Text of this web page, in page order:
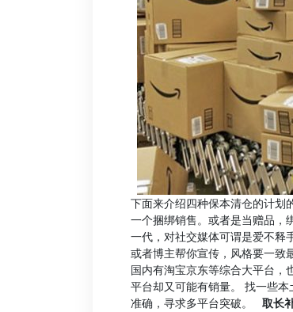
下面来介绍四种保本清仓的计划
一个捆绑销售。或者是当赠品，
一代，对社交媒体可谓是爱不释
或者博主帮你宣传，风格要一致
国内有淘宝京东等综合大平台，
平台却又可能有销量。 找一些
准确，寻求多平台突破。 取长